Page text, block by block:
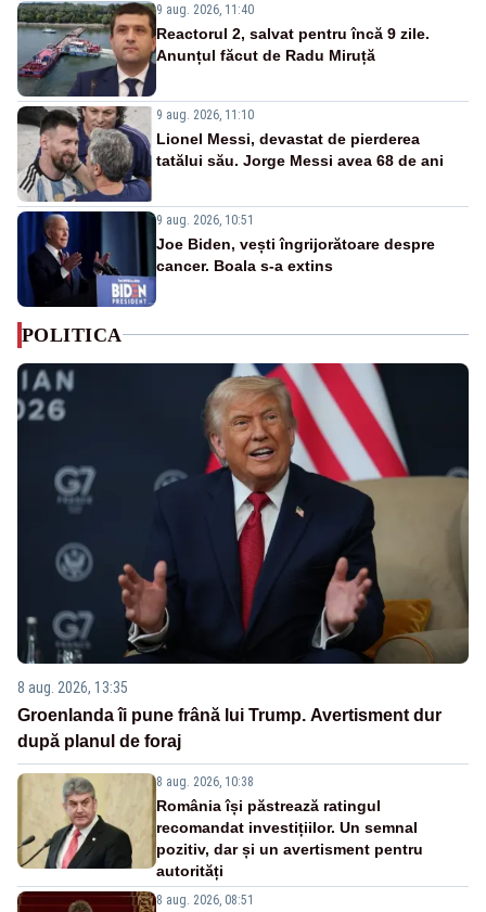
9 aug. 2026, 11:40
Reactorul 2, salvat pentru încă 9 zile.
Anunțul făcut de Radu Miruță
9 aug. 2026, 11:10
Lionel Messi, devastat de pierderea
tatălui său. Jorge Messi avea 68 de ani
9 aug. 2026, 10:51
Joe Biden, vești îngrijorătoare despre
cancer. Boala s-a extins
POLITICA
8 aug. 2026, 13:35
Groenlanda îi pune frână lui Trump. Avertisment dur
după planul de foraj
8 aug. 2026, 10:38
România își păstrează ratingul
recomandat investițiilor. Un semnal
pozitiv, dar și un avertisment pentru
autorități
8 aug. 2026, 08:51